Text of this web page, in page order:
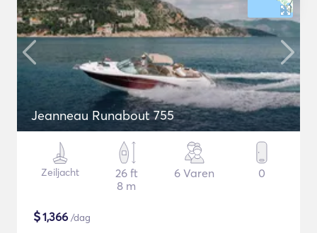
Jeanneau Runabout 755
Zeiljacht
26 ft
8 m
6 Varen 0
$1,366 /dag